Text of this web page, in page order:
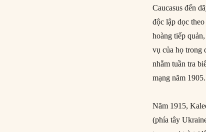
Caucasus đến
độc lập dọc
hoàng tiếp
vụ của họ trong
nhằm tuần tra
mạng năm 1905.
Năm 1915,
(phía tây